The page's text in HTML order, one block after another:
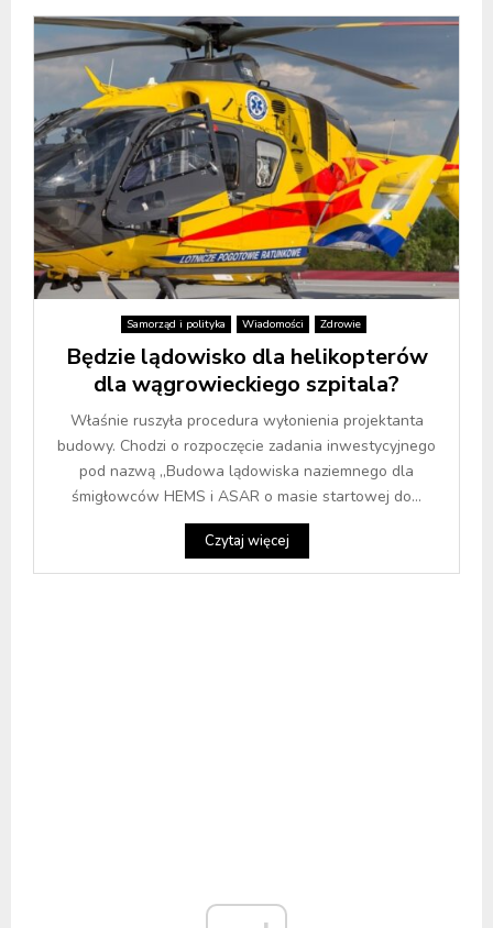
Samorząd i polityka Wiadomości Zdrowie
Będzie lądowisko dla helikopterów
dla wągrowieckiego szpitala?
Właśnie ruszyła procedura wyłonienia projektanta
budowy. Chodzi o rozpoczęcie zadania inwestycyjnego
pod nazwą ,,Budowa lądowiska naziemnego dla
śmigłowców HEMS i ASAR o masie startowej do...
Czytaj więcej